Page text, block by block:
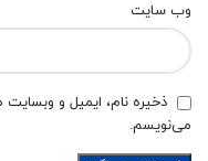
وب‌ سایت
ذخیره نام، ایمیل و وبسایت
می‌نویسم.